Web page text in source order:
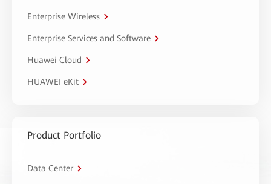
Enterprise Wireless
Enterprise Services and Software
Huawei Cloud
HUAWEI eKit
Product Portfolio
Data Center